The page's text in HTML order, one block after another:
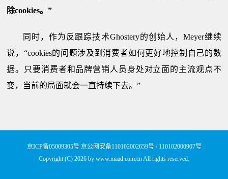
除cookies。”
同时，作为反跟踪技术Ghostery的创始人，Meyer继续
说，“cookies的问题涉及到消费者如何更好地控制自己的数
据。只要消费者和品牌营销人员身处对立面的主流观点不
变，当前的局面就会一直持续下去。”
京ICP备05009305号京公网安备110102002659号 / 110102000907号
Copyright (C) 2026 by www.maad.com.cn All rights reserved.